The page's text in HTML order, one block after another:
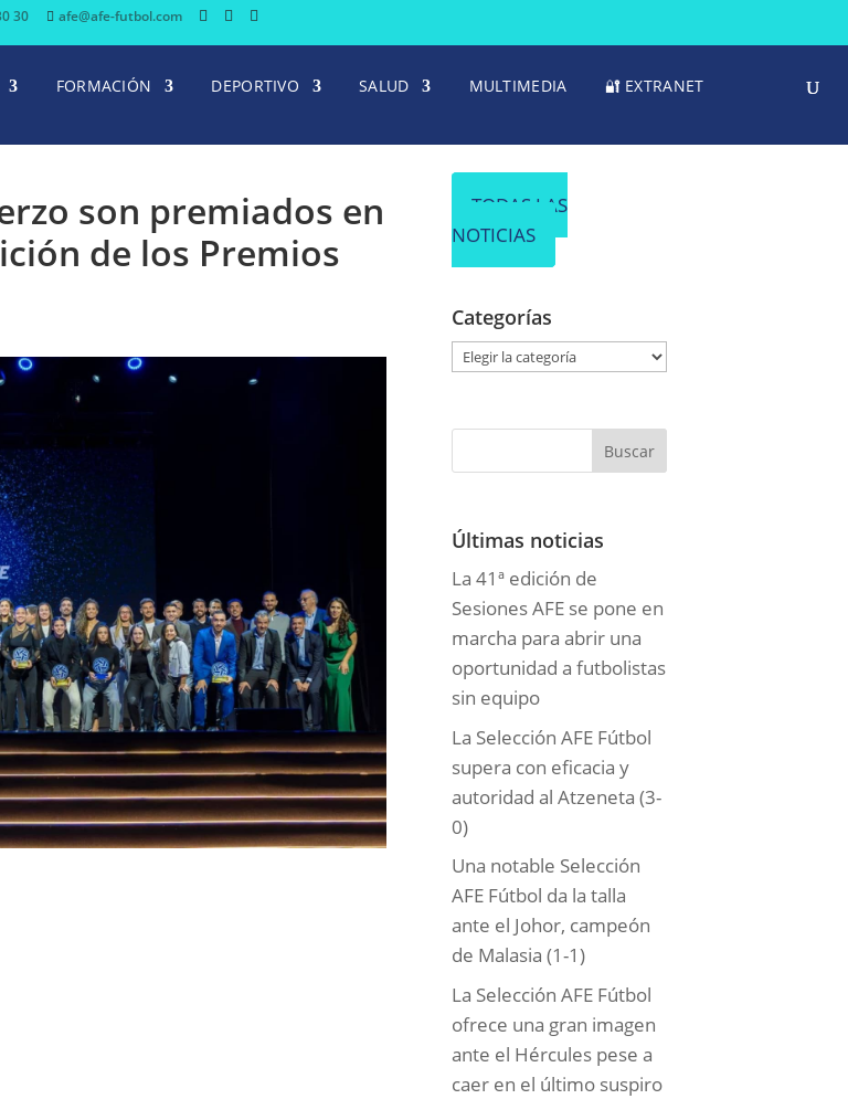
30 afe@afe-futbol.com
FORMACIÓN DEPORTIVO SALUD MULTIMEDIA 🔐 EXTRANET
son premiados en
de los Premios
TODAS LAS
NOTICIAS
Categorías
g
r
a
s
Últimas noticias
La 41ª edición de
Sesiones AFE se pone en
marcha para abrir una
oportunidad a futbolistas
sin equipo
La Selección AFE Fútbol
supera con eficacia y
autoridad al Atzeneta (3-
0)
Una notable Selección
AFE Fútbol da la talla
ante el Johor, campeón
de Malasia (1-1)
La Selección AFE Fútbol
ofrece una gran imagen
ante el Hércules pese a
caer en el último suspiro